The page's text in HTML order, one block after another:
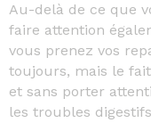
Au-delà de ce que
faire attention
vous prenez vos
toujours, mais le
et sans porter
les troubles